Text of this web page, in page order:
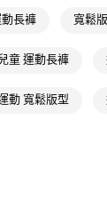
含以上)免運費
長褲 寬鬆
兒童 運動長褲
動 寬鬆版型